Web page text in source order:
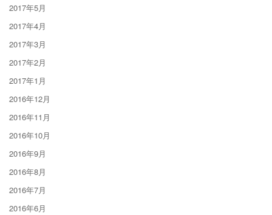
2017年5月
2017年4月
2017年3月
2017年2月
2017年1月
2016年12月
2016年11月
2016年10月
2016年9月
2016年8月
2016年7月
2016年6月